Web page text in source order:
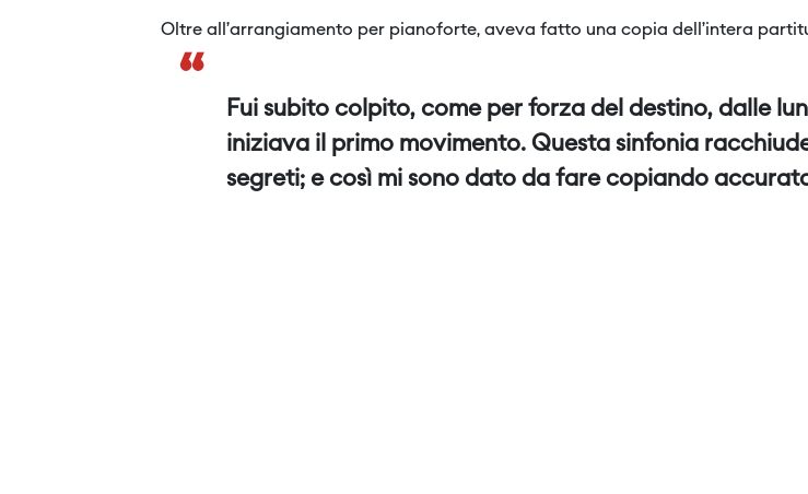
Oltre all’arrangiamento per pianoforte, aveva fatto una copia dell’intera
“
Fui subito colpito, come per forza del destino, dalle
iniziava il primo movimento. Questa sinfonia
segreti; e così mi sono dato da fare copiando